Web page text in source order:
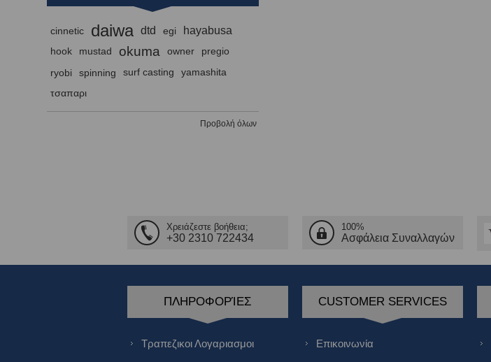
cinnetic daiwa dtd egi hayabusa
hook mustad okuma owner pregio
ryobi spinning surf casting
yamashita
τσαπαρι
Προβολή όλων
Χρειάζεστε βοήθεια;
+30 2310 722434
100%
Ασφάλεια Συναλλαγών
ΠΛΗΡΟΦΟΡΊΕΣ
Τραπεζικοι Λογαριασμοι
CUSTOMER SERVICES
Επικοινωνία